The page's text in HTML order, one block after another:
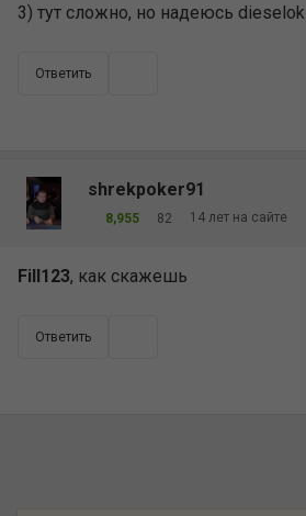
3) тут сложно, но надеюсь dieselok
Ответить
shrekpoker91
8,955 82 14 лет на сайте
Fill123, как скажешь
Ответить